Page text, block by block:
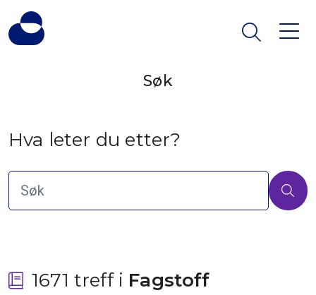
Søk
Hva leter du etter?
1671 treff i Fagstoff